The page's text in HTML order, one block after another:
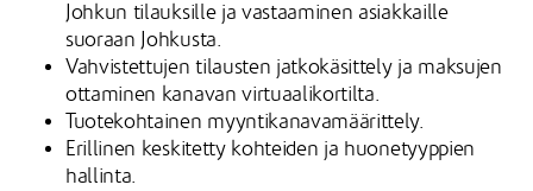
Johkun tilauksille ja vastaaminen asiakkaille
suoraan Johkusta.
Vahvistettujen tilausten jatkokäsittely ja maksujen
ottaminen kanavan virtuaalikortilta.
Tuotekohtainen myyntikanavamäärittely.
Erillinen keskitetty kohteiden ja huonetyyppien
hallinta.